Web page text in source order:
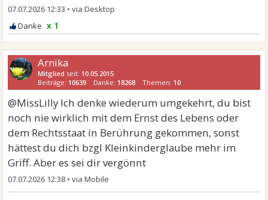
07.07.2026 12:33 •
x 1
Arnika
Mitglied seit: 10.05.2015
Beiträge: 10639 Danke: 18268 Themen: 10
@MissLilly Ich denke wiederum umgekehrt, du bist
noch nie wirklich mit dem Ernst des Lebens oder
dem Rechtsstaat in Berührung gekommen, sonst
hättest du dich bzgl Kleinkinderglaube mehr im
Griff. Aber es sei dir vergönnt
07.07.2026 12:38 •